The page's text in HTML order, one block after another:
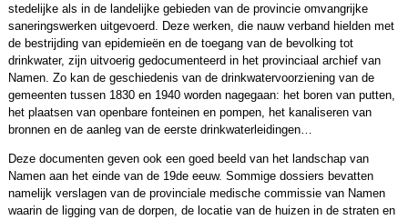
stedelijke als in de landelijke gebieden van de provincie omvangrijke
saneringswerken uitgevoerd. Deze werken, die nauw verband hielden met
de bestrijding van epidemieën en de toegang van de bevolking tot
drinkwater, zijn uitvoerig gedocumenteerd in het provinciaal archief van
Namen. Zo kan de geschiedenis van de drinkwatervoorziening van de
gemeenten tussen 1830 en 1940 worden nagegaan: het boren van putten,
het plaatsen van openbare fonteinen en pompen, het kanaliseren van
bronnen en de aanleg van de eerste drinkwaterleidingen…
Deze documenten geven ook een goed beeld van het landschap van
Namen aan het einde van de 19de eeuw. Sommige dossiers bevatten
namelijk verslagen van de provinciale medische commissie van Namen
waarin de ligging van de dorpen, de locatie van de huizen in de straten en